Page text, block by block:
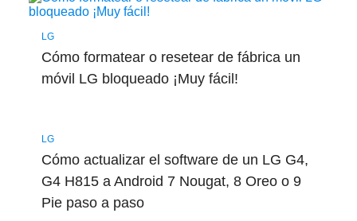
LG
Cómo formatear o resetear de fábrica un
móvil LG bloqueado ¡Muy fácil!
LG
Cómo actualizar el software de un LG G4,
G4 H815 a Android 7 Nougat, 8 Oreo o 9
Pie paso a paso